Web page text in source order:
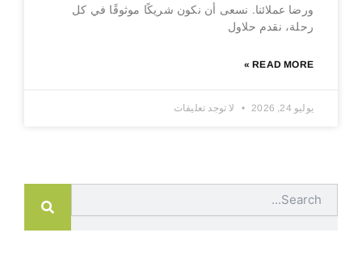
ورضا عملائنا. نسعى أن نكون شريكًا موثوقًا في كل
رحلة، نقدم حلاول
READ MORE »
يوليو 24, 2026 لا توجد تعليقات